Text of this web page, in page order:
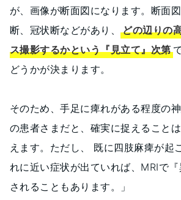
が、画像が断面図になります。断面
断、冠状断などがあり、どの辺りの
ス撮影するかという『見立て』次第
どうかが決まります。
そのため、手足に痺れがある程度の
の患者さまだと、確実に捉えること
えます。ただし、 既に四肢麻痺が起
れに近い症状が出ていれば、MRIで
されることもあります。」